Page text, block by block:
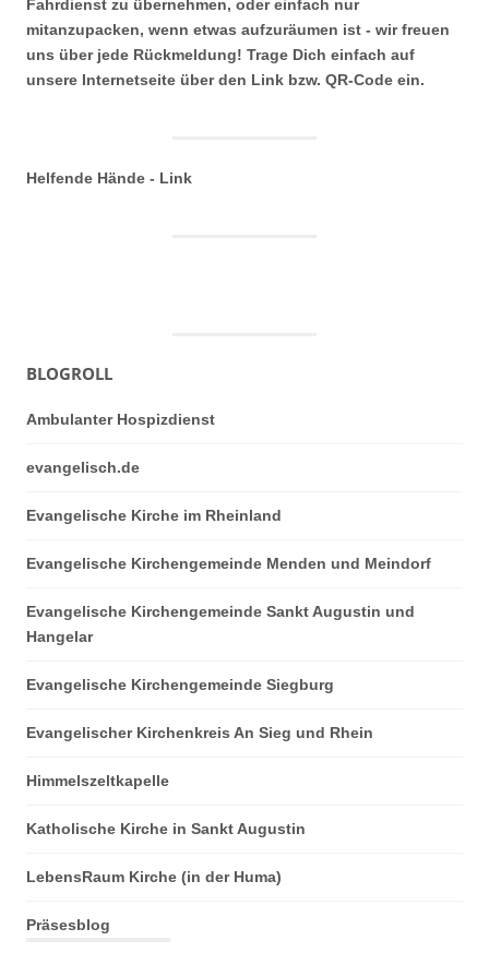
Fahrdienst zu übernehmen, oder einfach nur
mitanzupacken, wenn etwas aufzuräumen ist - wir freuen
uns über jede Rückmeldung! Trage Dich einfach auf
unsere Internetseite über den Link bzw. QR-Code ein.
Helfende Hände - Link
BLOGROLL
Ambulanter Hospizdienst
evangelisch.de
Evangelische Kirche im Rheinland
Evangelische Kirchengemeinde Menden und Meindorf
Evangelische Kirchengemeinde Sankt Augustin und
Hangelar
Evangelische Kirchengemeinde Siegburg
Evangelischer Kirchenkreis An Sieg und Rhein
Himmelszeltkapelle
Katholische Kirche in Sankt Augustin
LebensRaum Kirche (in der Huma)
Präsesblog